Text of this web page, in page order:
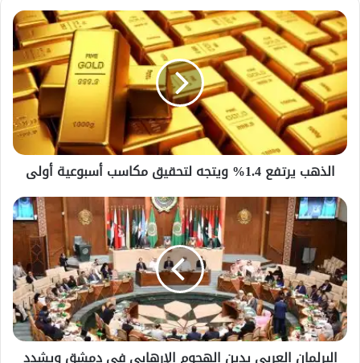
الذهب
يرتفع
1.4%
ويتجه
لتحقيق
مكاسب
أسبوعية
أولى
الذهب يرتفع 1.4% ويتجه لتحقيق مكاسب أسبوعية أولى
البرلمان
العربي
الهجوم
الإرهابي
في
دمشق
ويشدد
على
مكافحة
البرلمان العربي يدين الهجوم الإرهابي في دمشق ويشدد